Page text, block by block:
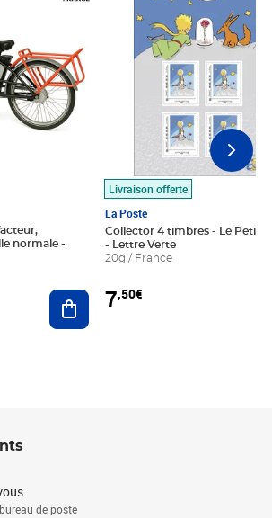
Ajouter au panier
Livraison offerte
La Poste
Collector 4 timbres - Le Petit
- Lettre Verte
20g / France
7,50€
de poste